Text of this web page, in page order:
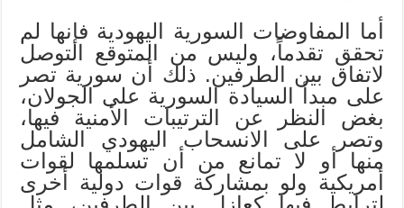
أما المفاوضات السورية اليهودية فإنها لم
تحقق تقدماً، وليس من المتوقع التوصل
لاتفاق بين الطرفين. ذلك أن سورية تصر
على مبدأ السيادة السورية على الجولان،
بغض النظر عن الترتيبات الأمنية فيها،
وتصر على الانسحاب اليهودي الشامل
منها أو لا تمانع من أن تسلمها لقوات
أمريكية ولو بمشاركة قوات دولية أخرى